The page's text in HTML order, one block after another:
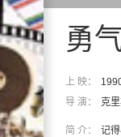
勇
上 映：
导 演：
克
简 介：
记